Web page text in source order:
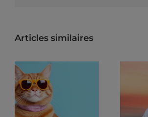
Articles similaires